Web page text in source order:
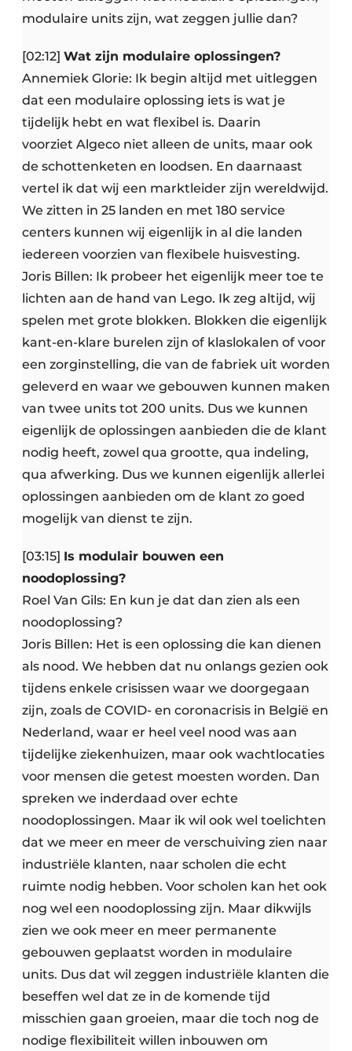
modulaire units zijn, wat zeggen jullie dan?
[02:12] Wat zijn modulaire oplossingen?
Annemiek Glorie: Ik begin altijd met uitleggen
dat een modulaire oplossing iets is wat je
tijdelijk hebt en wat flexibel is. Daarin
voorziet Algeco niet alleen de units, maar ook
de schottenketen en loodsen. En daarnaast
vertel ik dat wij een marktleider zijn wereldwijd.
We zitten in 25 landen en met 180 service
centers kunnen wij eigenlijk in al die landen
iedereen voorzien van flexibele huisvesting.
Joris Billen: Ik probeer het eigenlijk meer toe te
lichten aan de hand van Lego. Ik zeg altijd, wij
spelen met grote blokken. Blokken die eigenlijk
kant-en-klare burelen zijn of klaslokalen of voor
een zorginstelling, die van de fabriek uit worden
geleverd en waar we gebouwen kunnen maken
van twee units tot 200 units. Dus we kunnen
eigenlijk de oplossingen aanbieden die de klant
nodig heeft, zowel qua grootte, qua indeling,
qua afwerking. Dus we kunnen eigenlijk allerlei
oplossingen aanbieden om de klant zo goed
mogelijk van dienst te zijn.
[03:15] Is modulair bouwen een
noodoplossing?
Roel Van Gils: En kun je dat dan zien als een
noodoplossing?
Joris Billen: Het is een oplossing die kan dienen
als nood. We hebben dat nu onlangs gezien ook
tijdens enkele crisissen waar we doorgegaan
zijn, zoals de COVID- en coronacrisis in België en
Nederland, waar er heel veel nood was aan
tijdelijke ziekenhuizen, maar ook wachtlocaties
voor mensen die getest moesten worden. Dan
spreken we inderdaad over echte
noodoplossingen. Maar ik wil ook wel toelichten
dat we meer en meer de verschuiving zien naar
industriële klanten, naar scholen die echt
ruimte nodig hebben. Voor scholen kan het ook
nog wel een noodoplossing zijn. Maar dikwijls
zien we ook meer en meer permanente
gebouwen geplaatst worden in modulaire
units. Dus dat wil zeggen industriële klanten die
beseffen wel dat ze in de komende tijd
misschien gaan groeien, maar die toch nog de
nodige flexibiliteit willen inbouwen om